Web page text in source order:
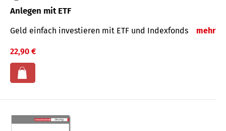
Anlegen mit ETF
Geld einfach investieren mit ETF und Indexfonds mehr
22,90 €